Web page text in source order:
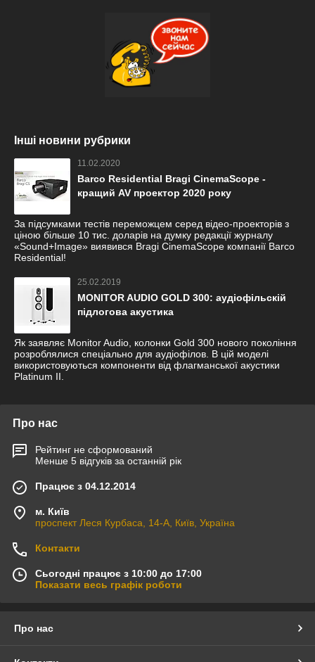
Інші новини рубрики
11.02.2020
Barco Residential Bragi CinemaScope -
кращий AV проектор 2020 року
За підсумками тестів переможцем серед відео-проекторів з
ціною більше 10 тис. доларів на думку редакції журналу
«Sound+Image» виявився Bragi CinemaScope компанії Barco
Residential!
25.02.2019
MONITOR AUDIO GOLD 300: аудіофільскій
підлогова акустика
Як заявляє Monitor Audio, колонки Gold 300 нового покоління
розроблялися спеціально для аудіофілов. В цій моделі
використовуються компоненти від флагманської акустики
Platinum II.
Про нас
Рейтинг не сформований
Менше 5 відгуків за останній рік
Працює з 04.12.2014
м. Київ
проспект Леся Курбаса, 14-А, Київ, Україна
Контакти
Сьогодні працює з 10:00 до 17:00
Показати весь графік роботи
Про нас